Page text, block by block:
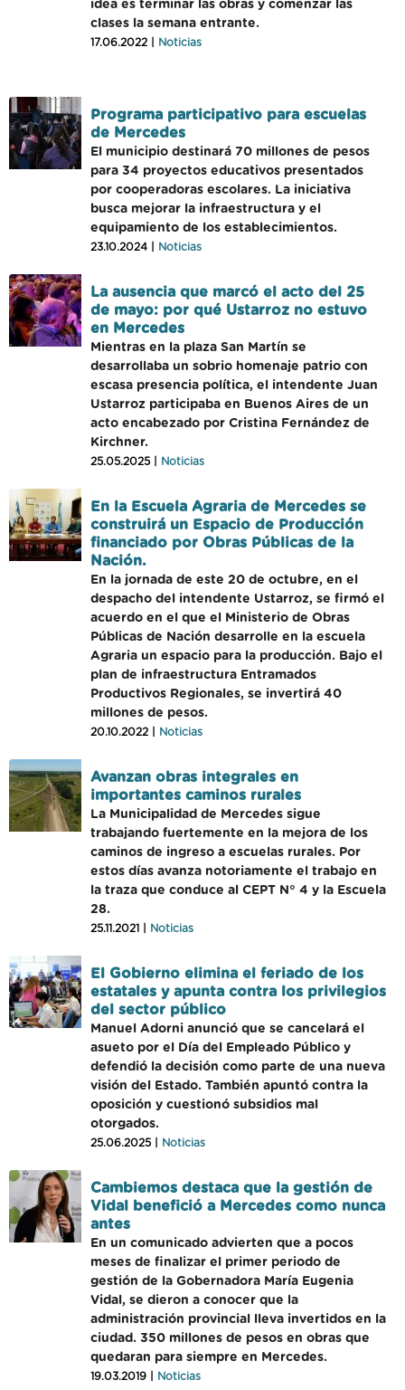
idea es terminar las obras y comenzar las
clases la semana entrante.
17.06.2022 | Noticias
Programa participativo para escuelas
de Mercedes
El municipio destinará 70 millones de pesos
para 34 proyectos educativos presentados
por cooperadoras escolares. La iniciativa
busca mejorar la infraestructura y el
equipamiento de los establecimientos.
23.10.2024 | Noticias
La ausencia que marcó el acto del 25
de mayo: por qué Ustarroz no estuvo
en Mercedes
Mientras en la plaza San Martín se
desarrollaba un sobrio homenaje patrio con
escasa presencia política, el intendente Juan
Ustarroz participaba en Buenos Aires de un
acto encabezado por Cristina Fernández de
Kirchner.
25.05.2025 | Noticias
En la Escuela Agraria de Mercedes se
construirá un Espacio de Producción
financiado por Obras Públicas de la
Nación.
En la jornada de este 20 de octubre, en el
despacho del intendente Ustarroz, se firmó el
acuerdo en el que el Ministerio de Obras
Públicas de Nación desarrolle en la escuela
Agraria un espacio para la producción. Bajo el
plan de infraestructura Entramados
Productivos Regionales, se invertirá 40
millones de pesos.
20.10.2022 | Noticias
Avanzan obras integrales en
importantes caminos rurales
La Municipalidad de Mercedes sigue
trabajando fuertemente en la mejora de los
caminos de ingreso a escuelas rurales. Por
estos días avanza notoriamente el trabajo en
la traza que conduce al CEPT N° 4 y la Escuela
28.
25.11.2021 | Noticias
El Gobierno elimina el feriado de los
estatales y apunta contra los privilegios
del sector público
Manuel Adorni anunció que se cancelará el
asueto por el Día del Empleado Público y
defendió la decisión como parte de una nueva
visión del Estado. También apuntó contra la
oposición y cuestionó subsidios mal
otorgados.
25.06.2025 | Noticias
Cambiemos destaca que la gestión de
Vidal benefició a Mercedes como nunca
antes
En un comunicado advierten que a pocos
meses de finalizar el primer periodo de
gestión de la Gobernadora María Eugenia
Vidal, se dieron a conocer que la
administración provincial lleva invertidos en la
ciudad. 350 millones de pesos en obras que
quedaran para siempre en Mercedes.
19.03.2019 | Noticias